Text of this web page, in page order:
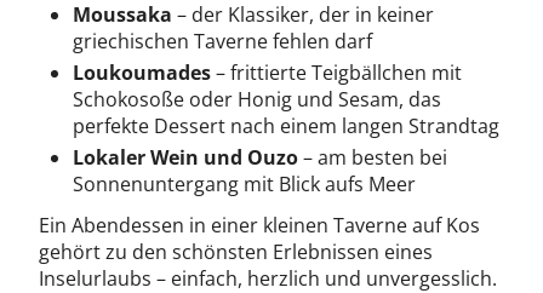
Moussaka – der Klassiker, der in keiner
griechischen Taverne fehlen darf
Loukoumades– frittierte Teigbällchen mit
Schokosoße oder Honig und Sesam, das
perfekte Dessert nach einem langen Strandtag
Lokaler Wein und Ouzo– am besten bei
Sonnenuntergang mit Blick aufs Meer
Ein Abendessen in einer kleinen Taverne auf Kos
gehört zu den schönsten Erlebnissen eines
Inselurlaubs – einfach, herzlich und unvergesslich.